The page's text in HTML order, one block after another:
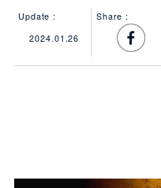
Update :
2024.01.26
Share :